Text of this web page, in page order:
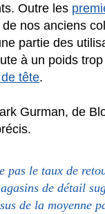
Outre les
nos anciens
partie des
à un poids
tête.
Gurman, de
pas le taux de
de détail
de la